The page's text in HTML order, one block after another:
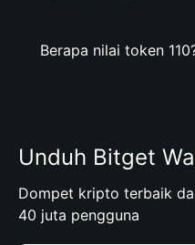
Berapa nilai token
Unduh Bitget
Dompet kripto terbaik
40 juta pengguna